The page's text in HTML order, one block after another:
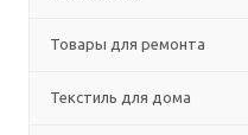
Товары для ремонта
Текстиль для дома